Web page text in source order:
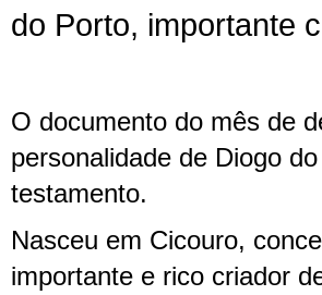
do Porto, importante
O documento do mês de
personalidade de Diogo
testamento.
Nasceu em Cicouro,
importante e rico criador